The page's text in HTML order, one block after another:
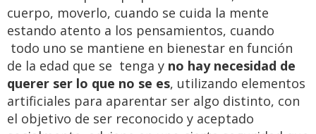
cuerpo, moverlo, cuando se cuida la mente
estando atento a los pensamientos, cuando
todo uno se mantiene en bienestar en función
de la edad que se tenga y no hay necesidad de
querer ser lo que no se es, utilizando elementos
artificiales para aparentar ser algo distinto, con
el objetivo de ser reconocido y aceptado